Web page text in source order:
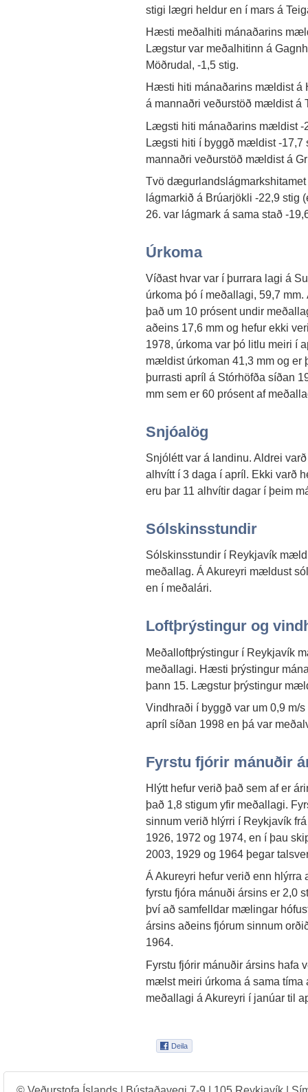
stigi lægri heldur en í mars á
Hæsti meðalhiti mánaðarins
Lægstur var meðalhitinn á
Möðrudal, -1,5 stig.
Hæsti hiti mánaðarins mældist á
á mannaðri veðurstöð mældist á
Lægsti hiti mánaðarins mældist -
Lægsti hiti í byggð mældist -17,7
mannaðri veðurstöð mældist á
Tvö
lágmarkið á Brúarjökli -22,9 stig
26. var lágmark á sama stað -
Úrkoma
Víðast hvar var í þurrara lagi á
úrkoma þó í meðallagi, 59,7
það um 10 prósent undir
aðeins 17,6 mm og hefur ekki
1978, úrkoma var þó litlu meiri í
mældist úrkoman 41,3 mm og er
þurrasti apríl á Stórhöfða síðan
mm sem er 60 prósent af
Snjóalög
Snjólétt var á landinu. Aldrei
alhvítt í 3 daga í apríl. Ekki varð
eru þar 11 alhvítir dagar í þeim
Sólskinsstundir
Sólskinsstundir í Reykjavík
meðallag. Á Akureyri mældust
en í meðalári.
Loftþrýstingur og
Meðalloftþrýstingur í Reykjavík
meðallagi. Hæsti þrýstingur
þann 15. Lægstur þrýstingur
Vindhraði í byggð var um 0,9 m/
apríl síðan 1998 en þá var
Fyrstu fjórir mánuðir
Hlýtt hefur verið það sem af er
það 1,8 stigum yfir meðallagi.
sinnum verið hlýrri í Reykjavík
1926, 1972 og 1974, en í þau
2003, 1929 og 1964 þegar
Á Akureyri hefur verið enn
fyrstu fjóra mánuði ársins er 2,0
því að samfelldar mælingar
ársins aðeins fjórum sinnum
1964.
Fyrstu fjórir mánuðir ársins hafa
mælst meiri úrkoma á sama tíma
meðallagi á Akureyri í janúar til